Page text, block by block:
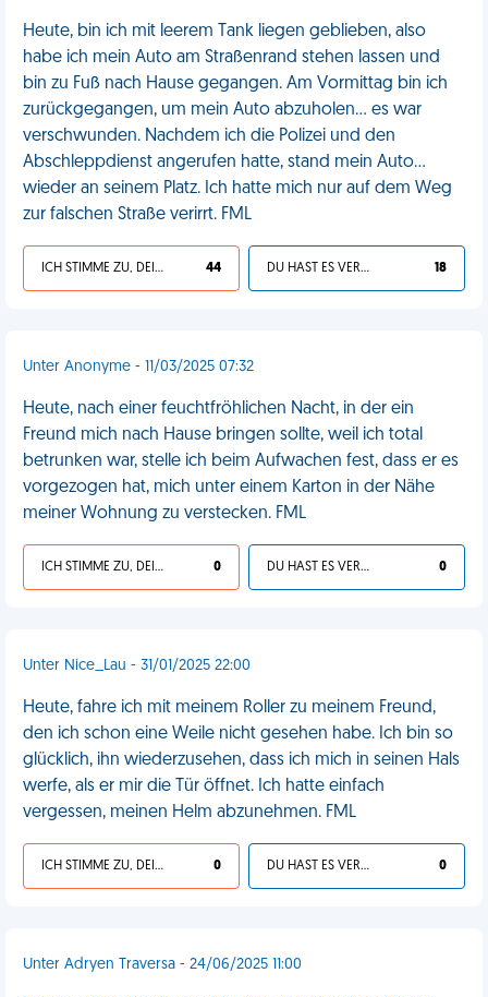
Heute, bin ich mit leerem Tank liegen geblieben, also
habe ich mein Auto am Straßenrand stehen lassen und
bin zu Fuß nach Hause gegangen. Am Vormittag bin ich
zurückgegangen, um mein Auto abzuholen... es war
verschwunden. Nachdem ich die Polizei und den
Abschleppdienst angerufen hatte, stand mein Auto...
wieder an seinem Platz. Ich hatte mich nur auf dem Weg
zur falschen Straße verirrt. FML
ICH STIMME ZU, DEIN LEBEN IST SCHEISSE 44 DU HAST ES VERDIENT 18
Unter Anonyme - 11/03/2025 07:32
Heute, nach einer feuchtfröhlichen Nacht, in der ein
Freund mich nach Hause bringen sollte, weil ich total
betrunken war, stelle ich beim Aufwachen fest, dass er es
vorgezogen hat, mich unter einem Karton in der Nähe
meiner Wohnung zu verstecken. FML
ICH STIMME ZU, DEIN LEBEN IST SCHEISSE 0 DU HAST ES VERDIENT 0
Unter Nice_Lau - 31/01/2025 22:00
Heute, fahre ich mit meinem Roller zu meinem Freund,
den ich schon eine Weile nicht gesehen habe. Ich bin so
glücklich, ihn wiederzusehen, dass ich mich in seinen Hals
werfe, als er mir die Tür öffnet. Ich hatte einfach
vergessen, meinen Helm abzunehmen. FML
ICH STIMME ZU, DEIN LEBEN IST SCHEISSE 0 DU HAST ES VERDIENT 0
Unter Adryen Traversa - 24/06/2025 11:00